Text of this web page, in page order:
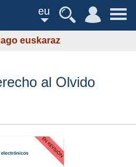
eu
euskaraz
al Olvido